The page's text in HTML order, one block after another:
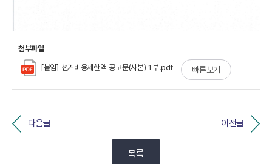
첨부파일
[붙임] 선거비용제한액 공고문(사본) 1부.pdf 빠른보기
다음글 이전글
목록